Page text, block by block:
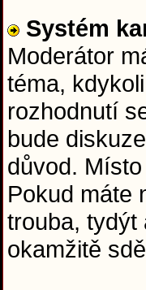
Systém
Moderátor
téma,
rozhodnutí
bude
důvod.
Pokud máte
trouba, tydýt
okamžitě